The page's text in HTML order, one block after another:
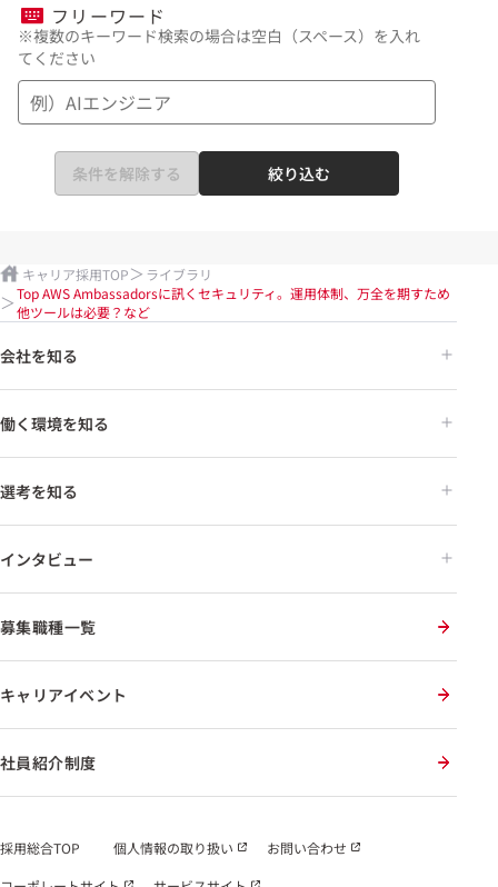
フリーワード
※複数のキーワード検索の場合は空白（スペース）を入れ
てください
条件を解除する 絞り込む
キャリア採用TOP
ライブラリ
Top AWS Ambassadorsに訊くセキュリティ。運用体制、万全を期すため
他ツールは必要？など
会社を知る
働く環境を知る
選考を知る
インタビュー
募集職種一覧
キャリアイベント
社員紹介制度
採用総合TOP 個人情報の取り扱い
お問い合わせ